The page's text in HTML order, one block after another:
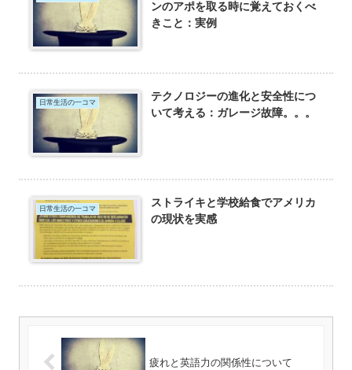
ンのアポを取る時に覚えておくべ
きこと：実例
日常生活の一コマ
テクノロジーの進化と安全性につ
いて考える：ガレージ故障。。。
日常生活の一コマ
ストライキと学校給食でアメリカ
の現状を実感
疲れと英語力の関係性について